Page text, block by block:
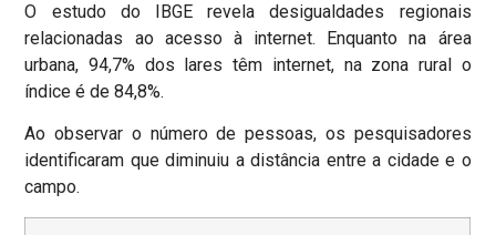
O estudo do IBGE revela desigualdades regionais
relacionadas ao acesso à internet. Enquanto na área
urbana, 94,7% dos lares têm internet, na zona rural o
índice é de 84,8%.
Ao observar o número de pessoas, os pesquisadores
identificaram que diminuiu a distância entre a cidade e o
campo.